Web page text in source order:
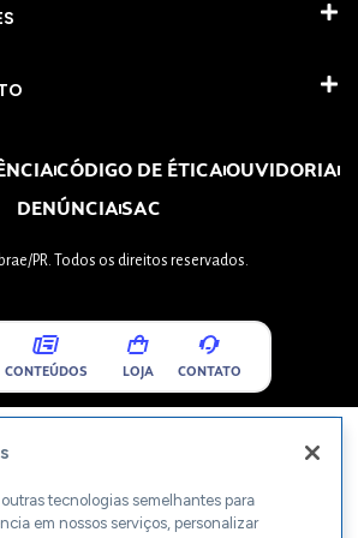
CÓDIGO DE ÉTICAOUVIDORIA
DENÚNCIASAC
PR. Todos os direitos reservados.
CONTEÚDOS LOJA CONTATO
tecnologias semelhantes para
em nossos serviços, personalizar